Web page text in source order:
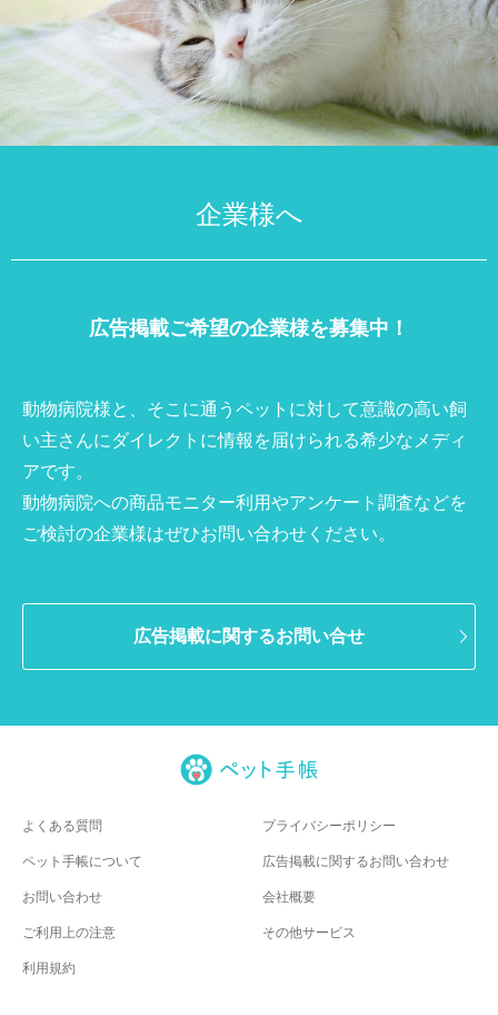
企業様へ
広告掲載ご希望の企業様を募集中！
動物病院様と、そこに通うペットに対して意識の高い飼
い主さんにダイレクトに情報を届けられる希少なメディ
アです。
動物病院への商品モニター利用やアンケート調査などを
ご検討の企業様はぜひお問い合わせください。
広告掲載に関するお問い合せ
よくある質問
ペット手帳について
お問い合わせ
ご利用上の注意
利用規約
プライバシーポリシー
広告掲載に関するお問い合わせ
会社概要
その他サービス